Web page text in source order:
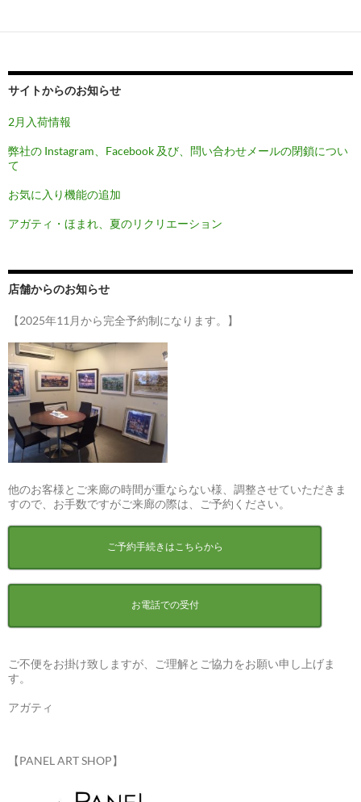
ー
ョ
ン
サイトからのお知らせ
2月入荷情報
弊社の Instagram、Facebook 及び、問い合わせメールの閉鎖につい
て
お気に入り機能の追加
アガティ・ほまれ、夏のリクリエーション
店舗からのお知らせ
【2025年11月から完全予約制になります。】
他のお客様とご来廊の時間が重ならない様、調整させていただきま
すので、お手数ですがご来廊の際は、ご予約ください。
ご予約手続きはこちらから
お電話での受付
ご不便をお掛け致しますが、ご理解とご協力をお願い申し上げま
す。
アガティ
【PANEL ART SHOP】